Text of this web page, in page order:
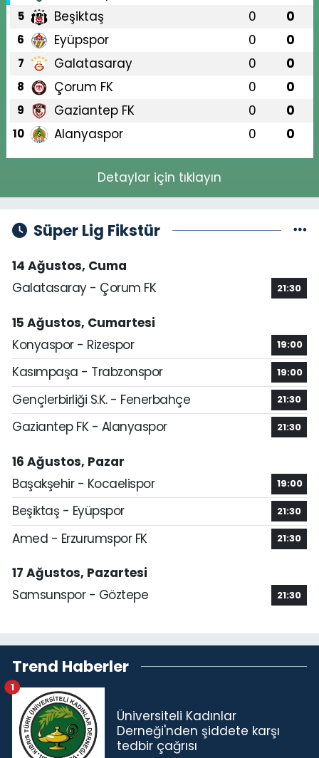
5 Beşiktaş 0 0
6 Eyüpspor 0 0
7 Galatasaray 0 0
8 Çorum FK 0 0
9 Gaziantep FK 0 0
10 Alanyaspor 0 0
Detaylar için tıklayın
Süper Lig Fikstür
14 Ağustos, Cuma
Galatasaray - Çorum FK
21:30
15 Ağustos, Cumartesi
Konyaspor - Rizespor
19:00
Kasımpaşa - Trabzonspor 19:00
Gençlerbirliği S.K. - Fenerbahçe 21:30
Gaziantep FK - Alanyaspor 21:30
16 Ağustos, Pazar
Başakşehir - Kocaelispor
19:00
Beşiktaş - Eyüpspor 21:30
Amed - Erzurumspor FK 21:30
17 Ağustos, Pazartesi
Samsunspor - Göztepe
21:30
Trend Haberler
Üniversiteli Kadınlar
Derneği'nden şiddete karşı
tedbir çağrısı
1